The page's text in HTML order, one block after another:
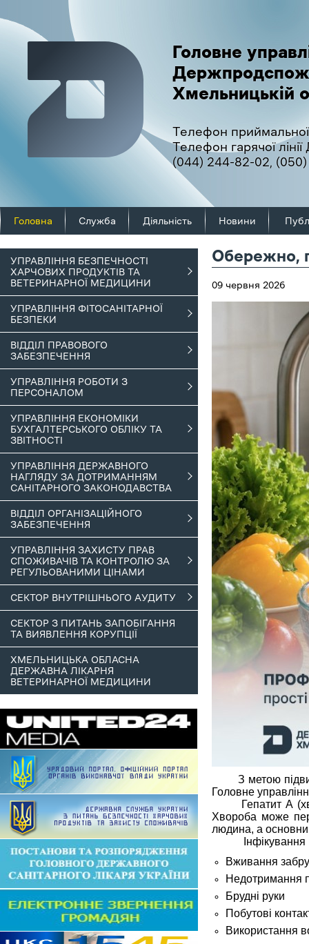
Головне
Хмельницькій
Телефон
Телефон гарячої
(044) 244-82-02,
Головна Служба Діяльність Новини
УПРАВЛІННЯ БЕЗПЕЧНОСТІ
ХАРЧОВИХ ПРОДУКТІВ ТА
ВЕТЕРИНАРНОЇ МЕДИЦИНИ
УПРАВЛІННЯ ФІТОСАНІТАРНОЇ
БЕЗПЕКИ
ВІДДІЛ ПРАВОВОГО
ЗАБЕЗПЕЧЕННЯ
УПРАВЛІННЯ РОБОТИ З
ПЕРСОНАЛОМ
УПРАВЛІННЯ ЕКОНОМІКИ
БУХГАЛТЕРСЬКОГО ОБЛІКУ ТА
ЗВІТНОСТІ
УПРАВЛІННЯ ДЕРЖАВНОГО
НАГЛЯДУ ЗА ДОТРИМАННЯМ
САНІТАРНОГО ЗАКОНОДАВСТВА
ВІДДІЛ ОРГАНІЗАЦІЙНОГО
ЗАБЕЗПЕЧЕННЯ
УПРАВЛІННЯ ЗАХИСТУ ПРАВ
СПОЖИВАЧІВ ТА КОНТРОЛЮ ЗА
РЕГУЛЬОВАНИМИ ЦІНАМИ
СЕКТОР ВНУТРІШНЬОГО АУДИТУ
СЕКТОР З ПИТАНЬ ЗАПОБІГАННЯ
ТА ВИЯВЛЕННЯ КОРУПЦІЇ
ХМЕЛЬНИЦЬКА ОБЛАСНА
ДЕРЖАВНА ЛІКАРНЯ
ВЕТЕРИНАРНОЇ МЕДИЦИНИ
Обережно,
09 червня 2026
З метою
Головне
Гепатит А
Хвороба може
людина, а
Вживання
Недотримання
Брудні руки
Побутові
Використання